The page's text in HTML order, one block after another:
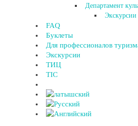
Департамент
Экскурсии
FAQ
Буклеты
Для профессионалов
Экскурсии
ТИЦ
TIC